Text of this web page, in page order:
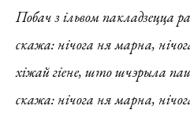
Побач з ільвом пакладзецца
скажа: нічога ня марна,
хіжай гіене, што шчэрыла
скажа: нічога ня марна,